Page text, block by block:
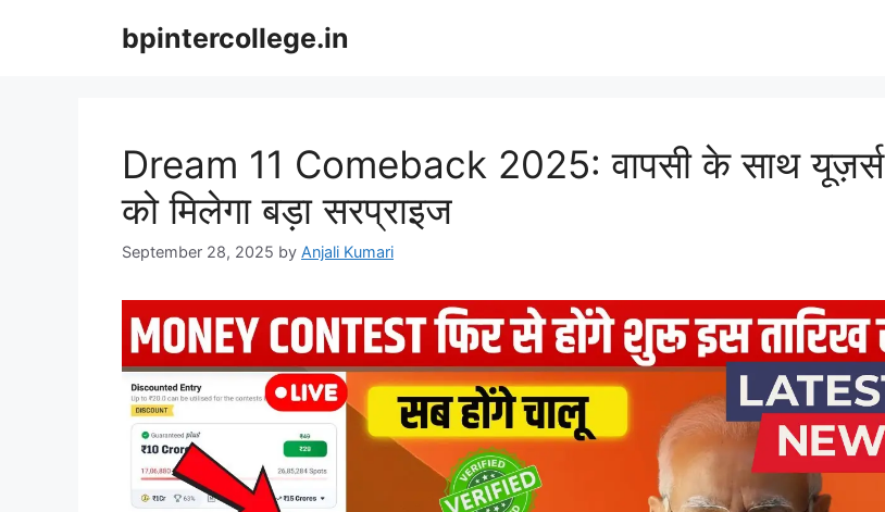
bpintercollege.in
Dream 11 Comeback 2025: वापसी के साथ यूज़र्स
को मिलेगा बड़ा सरप्राइज
September 28, 2025 by Anjali Kumari